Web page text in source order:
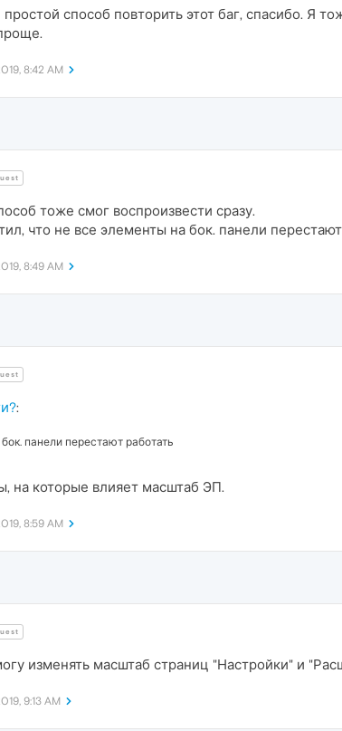
способ повторить этот баг, спасибо. Я
8:42 AM
тоже смог воспроизвести сразу.
что не все элементы на бок. панели
8:49 AM
:
панели перестают работать
на которые влияет масштаб ЭП.
8:59 AM
изменять масштаб страниц "Настройки" и
9:13 AM